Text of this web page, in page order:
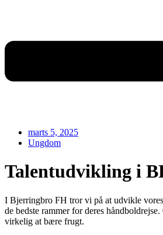
marts 5, 2025
Ungdom
Talentudvikling i
I Bjerringbro FH tror vi på at udvikle
de bedste rammer for deres
virkelig at bære frugt.